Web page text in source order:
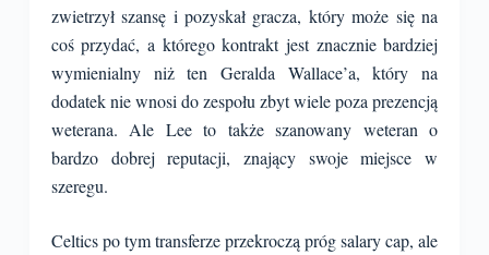
zwietrzył szansę i pozyskał gracza, który może się na
coś przydać, a którego kontrakt jest znacznie bardziej
wymienialny niż ten Geralda Wallace’a, który na
dodatek nie wnosi do zespołu zbyt wiele poza prezencją
weterana. Ale Lee to także szanowany weteran o
bardzo dobrej reputacji, znający swoje miejsce w
szeregu.
Celtics po tym transferze przekroczą próg salary cap, ale